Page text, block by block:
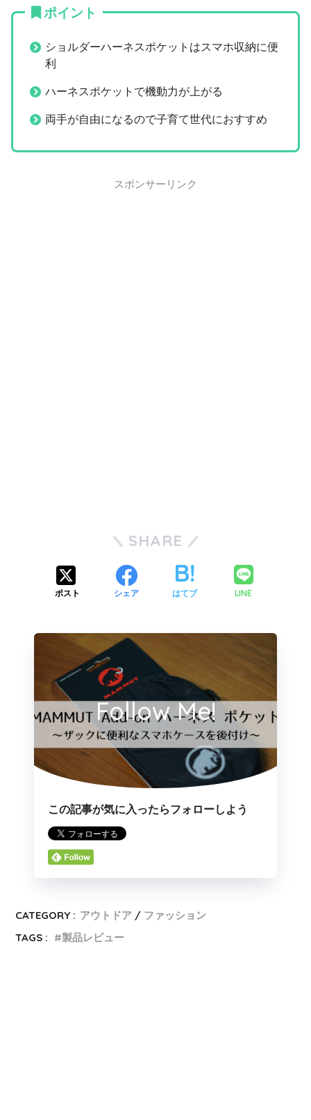
ポイント
ショルダーハーネスポケットはスマホ収納に便
利
ハーネスポケットで機動力が上がる
両手が自由になるので子育て世代におすすめ
スポンサーリンク
SHARE
ポスト シェア はてブ LINE
Follow Me!
この記事が気に入ったらフォローしよう
CATEGORY : アウトドア
ファッション
TAGS :
製品レビュー